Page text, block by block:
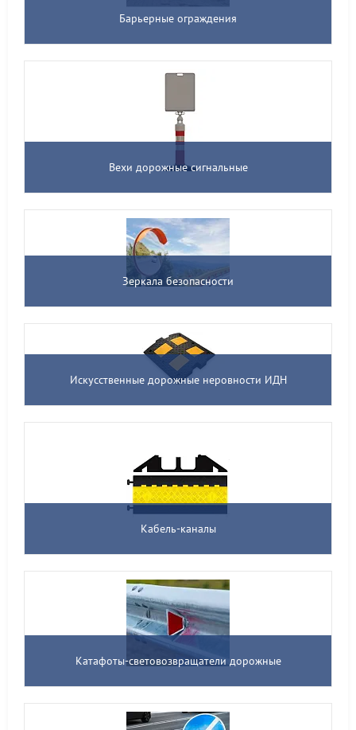
Барьерные ограждения
Вехи дорожные сигнальные
Зеркала безопасности
Искусственные дорожные неровности ИДН
Кабель-каналы
Катафоты-световозвращатели дорожные